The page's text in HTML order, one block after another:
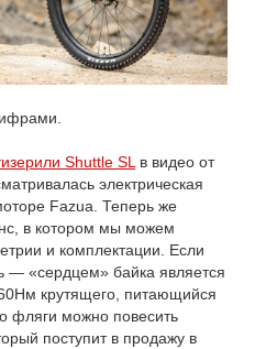
Shuttle SL в видео от
электрическая
Fazua. Теперь же
в котором мы можем
и комплектации. Если
— «сердцем» байка является
крутящего, питающийся
фляги можно повесить
поступит в продажу в